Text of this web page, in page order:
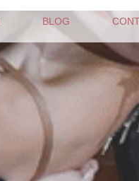
BLOG